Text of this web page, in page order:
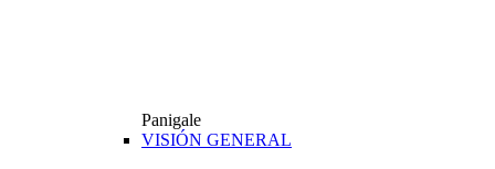
Panigale
VISIÓN GENERAL